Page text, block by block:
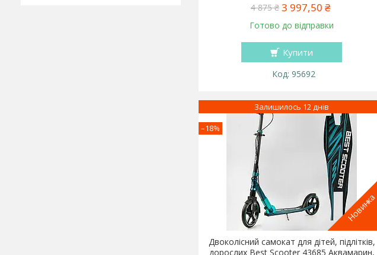
4 875 ₴ 3 997,50 ₴
Готово до відправки
Купити
95692
Новинка
–18%
Залишилось 12 днів
Двоколісний самокат для дітей, підлітків,
дорослих Best Scooter 43685 Аквамарин,